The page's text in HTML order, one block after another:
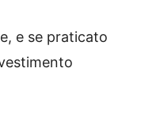
e se praticato